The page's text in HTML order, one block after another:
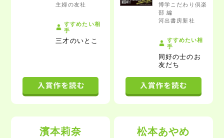
主婦の友社
すすめたい相
手
三才のいとこ
博学こだわり倶楽
部 編
河出書房新社
すすめたい相
手
同好の士のお
友だち
濱本莉奈 松本あやめ